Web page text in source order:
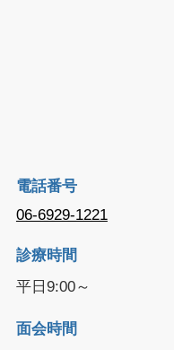
電話番号
06-6929-1221
診療時間
平日9:00～
面会時間